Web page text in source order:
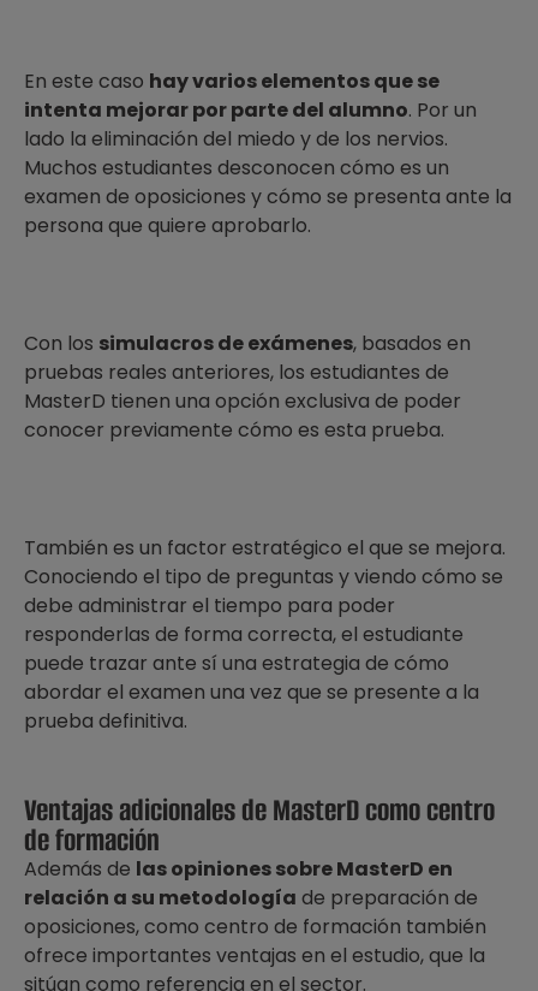
En este caso hay varios elementos que se
intenta mejorar por parte del alumno. Por un
lado la eliminación del miedo y de los nervios.
Muchos estudiantes desconocen cómo es un
examen de oposiciones y cómo se presenta ante la
persona que quiere aprobarlo.
Con los simulacros de exámenes, basados en
pruebas reales anteriores, los estudiantes de
MasterD tienen una opción exclusiva de poder
conocer previamente cómo es esta prueba.
También es un factor estratégico el que se mejora.
Conociendo el tipo de preguntas y viendo cómo se
debe administrar el tiempo para poder
responderlas de forma correcta, el estudiante
puede trazar ante sí una estrategia de cómo
abordar el examen una vez que se presente a la
prueba definitiva.
Ventajas adicionales de MasterD como centro
de formación
Además de las opiniones sobre MasterD en
relación a su metodología de preparación de
oposiciones, como centro de formación también
ofrece importantes ventajas en el estudio, que la
sitúan como referencia en el sector.